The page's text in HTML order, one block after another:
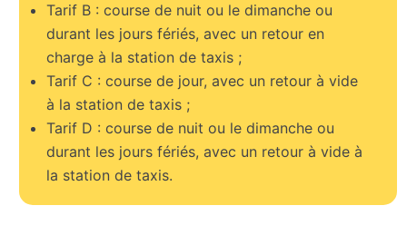
Tarif B : course de nuit ou le dimanche ou
durant les jours fériés, avec un retour en
charge à la station de taxis ;
Tarif C : course de jour, avec un retour à vide
à la station de taxis ;
Tarif D : course de nuit ou le dimanche ou
durant les jours fériés, avec un retour à vide à
la station de taxis.